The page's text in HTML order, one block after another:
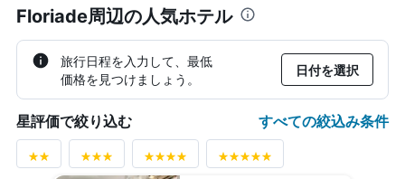
Floriade周辺の人気ホテル
旅行日程を入力して、最低
価格を見つけましょう。
日付を選択
星評価で絞り込む すべての絞込み条件